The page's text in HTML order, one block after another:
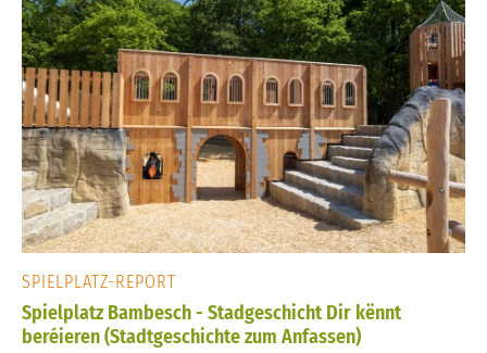
SPIELPLATZ-REPORT
Spielplatz Bambesch - Stadgeschicht Dir kënnt
beréieren (Stadtgeschichte zum Anfassen)